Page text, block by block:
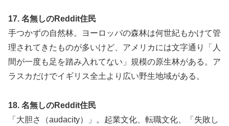
17. 名無しのReddit住民
手つかずの自然林。ヨーロッパの森林は何世紀もかけて管
理されてきたものが多いけど、アメリカには文字通り「人
間が一度も足を踏み入れてない」規模の原生林がある。ア
ラスカだけでイギリス全土より広い野生地域がある。
18. 名無しのReddit住民
「大胆さ（audacity）」。起業文化、転職文化、「失敗し